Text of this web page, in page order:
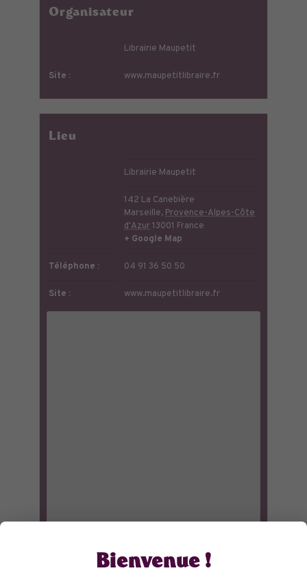
Organisateur
Librairie Maupetit
Site : www.maupetitlibraire.fr
Lieu
Librairie Maupetit
142 La Canebière
Marseille, Provence-Alpes-Côte
d'Azur13001 France
+ Google Map
Téléphone : 04 91 36 50 50
Site : www.maupetitlibraire.fr
Bienvenue !